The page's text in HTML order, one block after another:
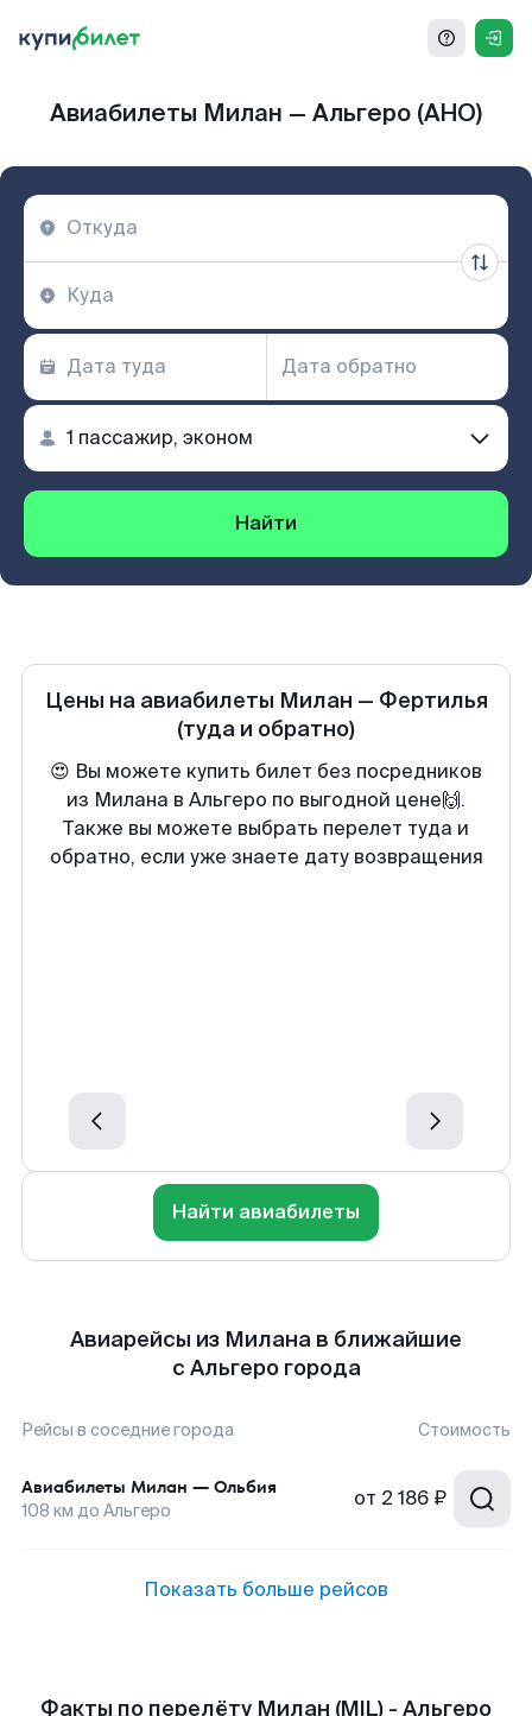
Авиабилеты Милан — Альгеро (AHO)
Найти
Цены на авиабилеты Милан — Фертилья
(туда и обратно)
😍 Вы можете купить билет без посредников
из Милана в Альгеро по выгодной цене🙌.
Также вы можете выбрать перелет туда и
обратно, если уже знаете дату возвращения
Найти авиабилеты
Авиарейсы из Милана в ближайшие
с Альгеро города
Рейсы в соседние города Стоимость
Авиабилеты Милан — Ольбия
108 км до Альгеро от 2 186 ₽
Показать больше рейсов
Факты по перелёту Милан (MIL) - Альгеро